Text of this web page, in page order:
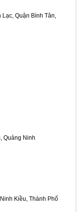
Quận Bình Tân,
Quảng Ninh
Kiều, Thành Phố